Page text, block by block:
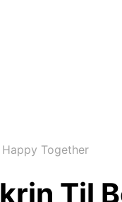
Together
Til